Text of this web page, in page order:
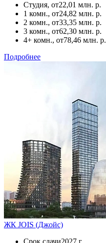
Студия, от22,01 млн. р.
1 комн., от24,82 млн. р.
2 комн., от33,35 млн. р.
3 комн., от62,30 млн. р.
4+ комн., от78,46 млн. р.
Подробнее
ЖК JOIS (Джойс)